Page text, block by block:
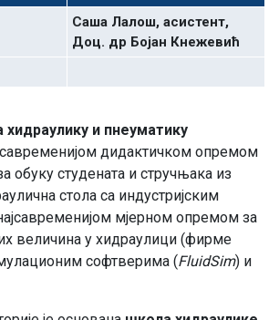
Саша Лалош, асистент,
Доц. др Бојан Кнежевић
хидраулику и пнеуматику
дидактичком опремом
обуку студената и стручњака из
стола са индустријским
мјерном опремом за
величина у хидраулици (фирме
софтверима (FluidSim) и